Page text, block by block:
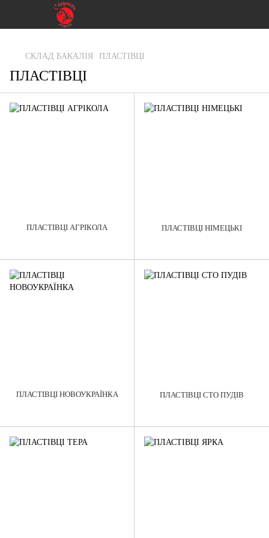
gtag('js', new Date()); gtag('config', 'G-RFXCKGNRF7');
СКЛАД БАКАЛІЯ ПЛАСТIВЦI
ПЛАСТIВЦI
ПЛАСТІВЦІ АГРІКОЛА ПЛАСТІВЦІ НІМЕЦЬКІ
ПЛАСТІВЦІ НОВОУКРАЇНКА ПЛАСТІВЦІ СТО ПУДІВ